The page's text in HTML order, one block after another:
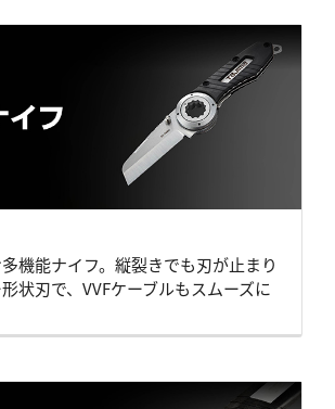
機能ナイフ。縦裂きでも刃が止まり
状刃で、VVFケーブルもスムーズに